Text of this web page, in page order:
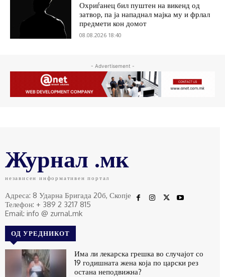
Охриѓанец бил пуштен на викенд од
затвор, па ја нападнал мајка му и фрлал
предмети кон домот
08.08.2026 18:40
- Advertisement -
Журнал .мк
независен информативен портал
Адреса: 8 Ударна Бригада 20б, Скопје
Телефон: + 389 2 3217 815
Email: info @ zurnal.mk
ОД УРЕДНИКОТ
Има ли лекарска грешка во случајот со
19 годишната жена која по царски рез
остана неподвижна?